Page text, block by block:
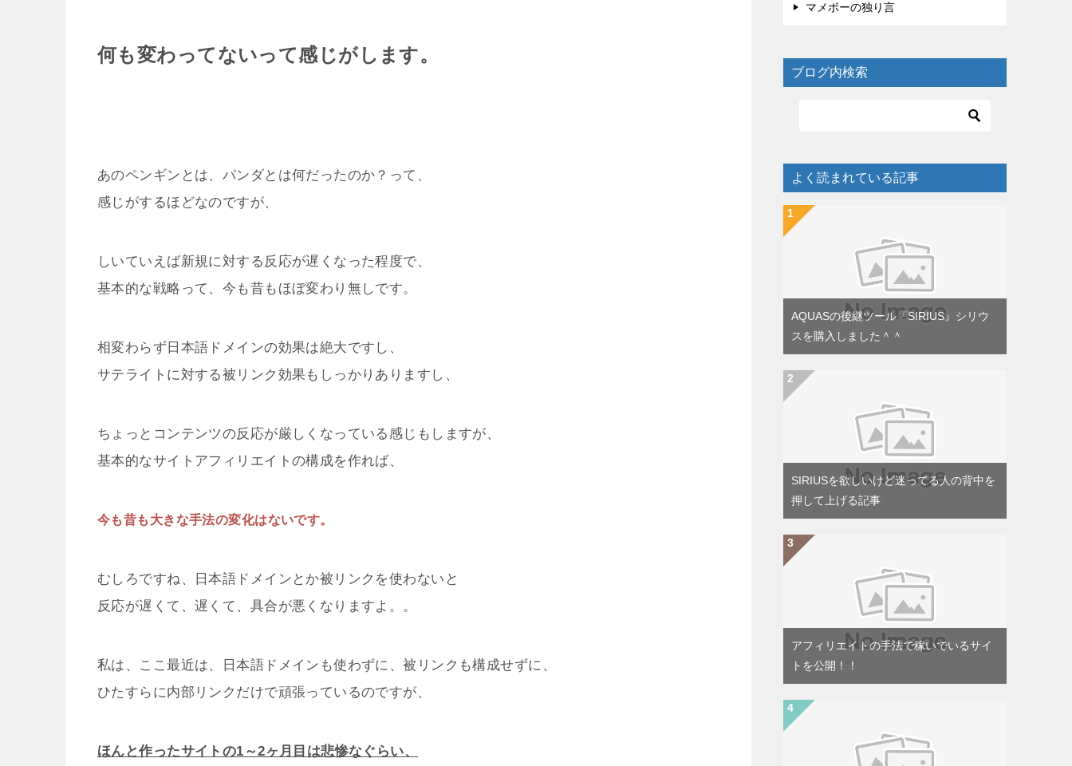
何も変わってないって感じがします。
あのペンギンとは、パンダとは何だったのか？って、
感じがするほどなのですが、
しいていえば新規に対する反応が遅くなった程度で、
基本的な戦略って、今も昔もほぼ変わり無しです。
相変わらず日本語ドメインの効果は絶大ですし、
サテライトに対する被リンク効果もしっかりありますし、
ちょっとコンテンツの反応が厳しくなっている感じもしますが、
基本的なサイトアフィリエイトの構成を作れば、
今も昔も大きな手法の変化はないです。
むしろですね、日本語ドメインとか被リンクを使わないと
反応が遅くて、遅くて、具合が悪くなりますよ。。
私は、ここ最近は、日本語ドメインも使わずに、被リンクも構成せずに、
ひたすらに内部リンクだけで頑張っているのですが、
ほんと作ったサイトの1～2ヶ月目は悲惨なぐらい、
マメボーの独り言
ブログ内検索
よく読まれている記事
AQUASの後継ツール『SIRIUS』シリウ
スを購入しました＾＾
SIRIUSを欲しいけど迷ってる人の背中を
押して上げる記事
アフィリエイトの手法で稼いでいるサイ
トを公開！！